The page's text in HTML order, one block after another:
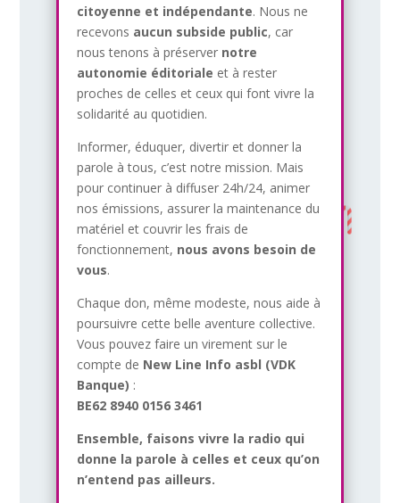
citoyenne et indépendante. Nous ne
recevons aucun subside public, car
nous tenons à préserver notre
autonomie éditoriale et à rester
proches de celles et ceux qui font vivre la
solidarité au quotidien.
Informer, éduquer, divertir et donner la
parole à tous, c’est notre mission. Mais
pour continuer à diffuser 24h/24, animer
nos émissions, assurer la maintenance du
matériel et couvrir les frais de
fonctionnement, nous avons besoin de
vous.
Chaque don, même modeste, nous aide à
poursuivre cette belle aventure collective.
Vous pouvez faire un virement sur le
compte de New Line Info asbl (VDK
Banque) :
BE62 8940 0156 3461
Ensemble, faisons vivre la radio qui
donne la parole à celles et ceux qu’on
n’entend pas ailleurs.